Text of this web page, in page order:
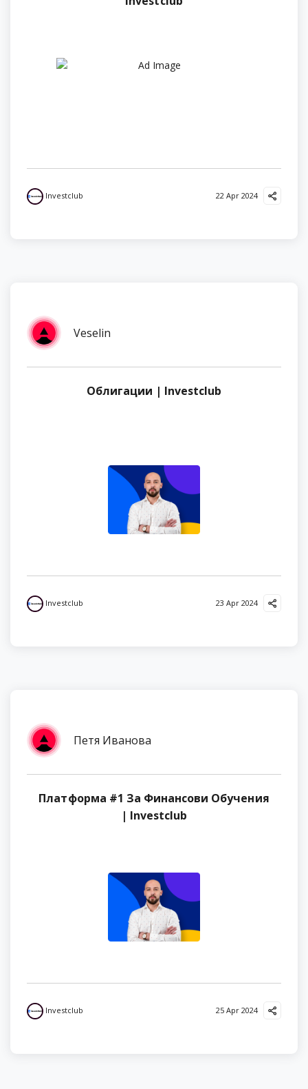
Investclub 22 Apr 2024
Veselin
Облигации | Investclub
Investclub 23 Apr 2024
Петя Иванова
Платформа #1 За Финансови Обучения
| Investclub
Investclub 25 Apr 2024